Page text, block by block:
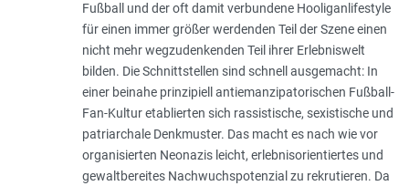
Fußball und der oft damit verbundene Hooliganlifestyle
für einen immer größer werdenden Teil der Szene einen
nicht mehr wegzudenkenden Teil ihrer Erlebniswelt
bilden. Die Schnittstellen sind schnell ausgemacht: In
einer beinahe prinzipiell antiemanzipatorischen Fußball-
Fan-Kultur etablierten sich rassistische, sexistische und
patriarchale Denkmuster. Das macht es nach wie vor
organisierten Neonazis leicht, erlebnisorientiertes und
gewaltbereites Nachwuchspotenzial zu rekrutieren. Da